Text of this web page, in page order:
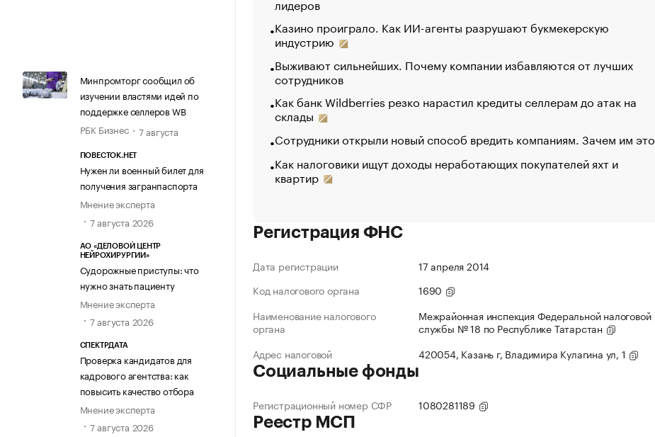
Минпромторг сообщил об
изучении властями идей по
поддержке селлеров WB
РБК Бизнес
7 августа
ПОВЕСТОК.НЕТ
Нужен ли военный билет для
получения загранпаспорта
Мнение эксперта
7 августа 2026
АО «ДЕЛОВОЙ ЦЕНТР
НЕЙРОХИРУРГИИ»
Судорожные приступы: что
нужно знать пациенту
Мнение эксперта
7 августа 2026
СПЕКТРДАТА
Проверка кандидатов для
кадрового агентства: как
повысить качество отбора
Мнение эксперта
7 августа 2026
лидеров
Казино проиграло. Как ИИ-агенты разрушают букмекерскую
индустрию
Выживают сильнейших. Почему компании избавляются от лучших
сотрудников
Как банк Wildberries резко нарастил кредиты селлерам до атак на
склады
Сотрудники открыли новый способ вредить компаниям. Зачем им это
Как налоговики ищут доходы неработающих покупателей яхт и
квартир
Регистрация ФНС
Дата регистрации
17 апреля 2014
Код налогового органа
1690
Наименование налогового
органа
Межрайонная инспекция Федеральной налоговой
службы № 18 по Республике Татарстан
Адрес налоговой
420054, Казань г, Владимира Кулагина ул, 1
Социальные фонды
Регистрационный номер СФР 1080281189
Реестр МСП